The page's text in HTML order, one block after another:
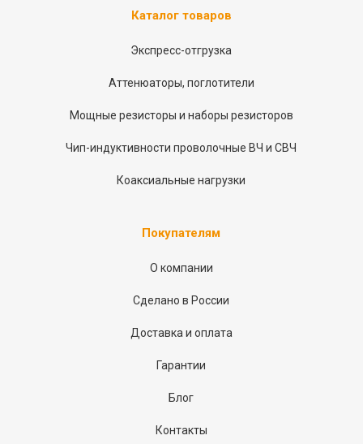
Каталог товаров
Экспресс-отгрузка
Аттенюаторы, поглотители
Мощные резисторы и наборы резисторов
Чип-индуктивности проволочные ВЧ и СВЧ
Коаксиальные нагрузки
Покупателям
О компании
Сделано в России
Доставка и оплата
Гарантии
Блог
Контакты